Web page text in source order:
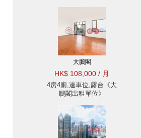
大鵬閣
HK$ 108,000 / 月
4房4廁,連車位,露台《大
鵬閣出租單位》